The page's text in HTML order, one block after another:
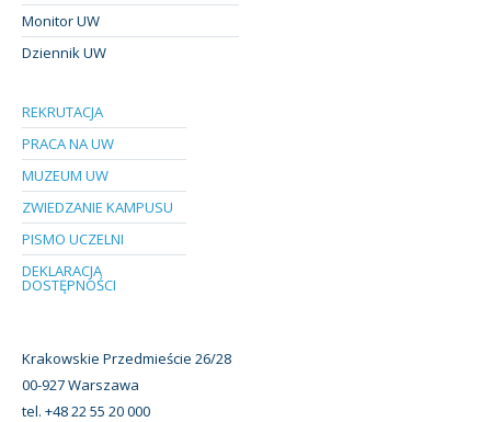
Monitor UW
Dziennik UW
REKRUTACJA
PRACA NA UW
MUZEUM UW
ZWIEDZANIE KAMPUSU
PISMO UCZELNI
DEKLARACJA
DOSTĘPNOŚCI
Krakowskie Przedmieście 26/28
00-927 Warszawa
tel. +48 22 55 20 000